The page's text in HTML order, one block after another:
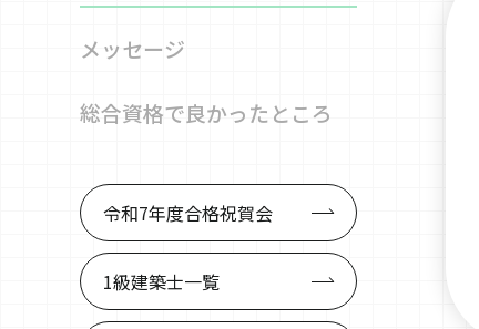
メッセージ
総合資格で良かったところ
令和7年度合格祝賀会
1級建築士一覧